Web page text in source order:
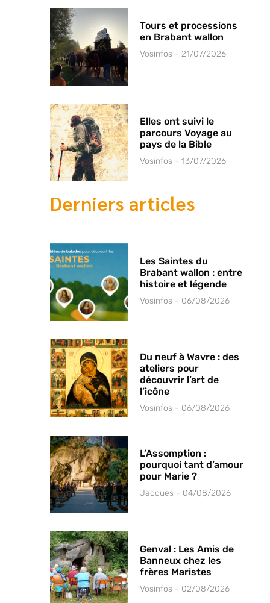
Tours et processions
en Brabant wallon
Vosinfos 21/07/2026
Elles ont suivi le
parcours Voyage au
pays de la Bible
Vosinfos 13/07/2026
Derniers articles
Les Saintes du
Brabant wallon : entre
histoire et légende
Vosinfos 06/08/2026
Du neuf à Wavre : des
ateliers pour
découvrir l’art de
l’icône
Vosinfos 06/08/2026
L’Assomption :
pourquoi tant d’amour
pour Marie ?
Jacques 04/08/2026
Genval : Les Amis de
Banneux chez les
frères Maristes
Vosinfos 02/08/2026